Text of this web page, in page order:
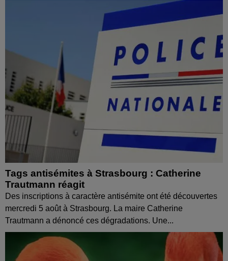
Tags antisémites à Strasbourg : Catherine
Trautmann réagit
Des inscriptions à caractère antisémite ont été découvertes
mercredi 5 août à Strasbourg. La maire Catherine
Trautmann a dénoncé ces dégradations. Une...